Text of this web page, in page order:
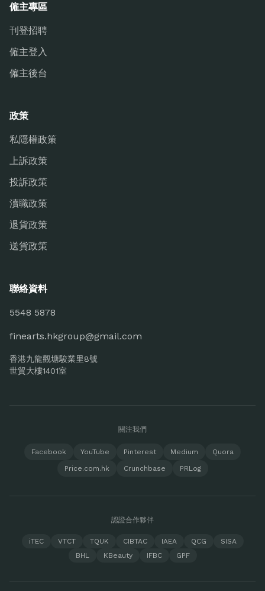
僱主專區
刊登招聘
僱主登入
僱主後台
政策
私隱權政策
上訴政策
投訴政策
瀆職政策
退貨政策
送貨政策
聯絡資料
5548 5878
finearts.hkgroup@gmail.com
香港九龍觀塘駿業里8號
世貿大樓1401室
關注我們
Facebook YouTube Pinterest Medium
Quora
Price.com.hk
Crunchbase PRLog
認證合作夥伴
iTEC VTCT TQUK CIBTAC IAEA QCG
SISA
BHL
KBeauty IFBC GPF